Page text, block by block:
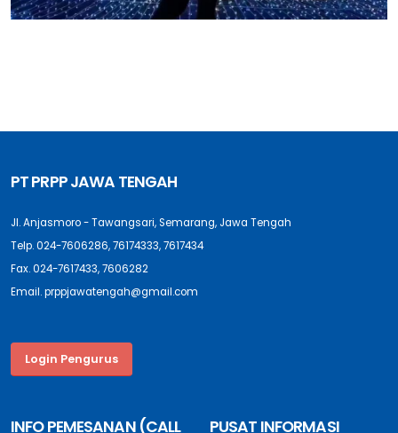
PT PRPP JAWA TENGAH
Jl. Anjasmoro - Tawangsari, Semarang, Jawa Tengah
Telp. 024-7606286, 76174333, 7617434
Fax. 024-7617433, 7606282
Email. prppjawatengah@gmail.com
Login Pengurus
INFO PEMESANAN (CALL PUSAT INFORMASI